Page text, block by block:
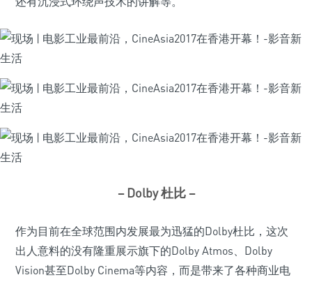
– Dolby 杜比 –
作为目前在全球范围内发展最为迅猛的Dolby杜比，这次
出人意料的没有隆重展示旗下的Dolby Atmos、Dolby
Vision甚至Dolby Cinema等内容，而是带来了各种商业电